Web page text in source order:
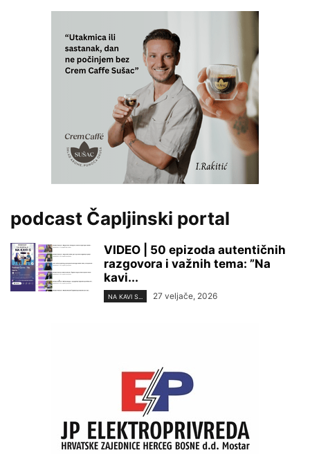
podcast Čapljinski portal
VIDEO | 50 epizoda autentičnih
razgovora i važnih tema: ”Na
kavi...
NA KAVI S... 27 veljače, 2026